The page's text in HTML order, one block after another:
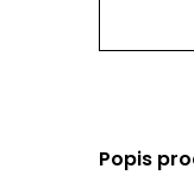
Popis